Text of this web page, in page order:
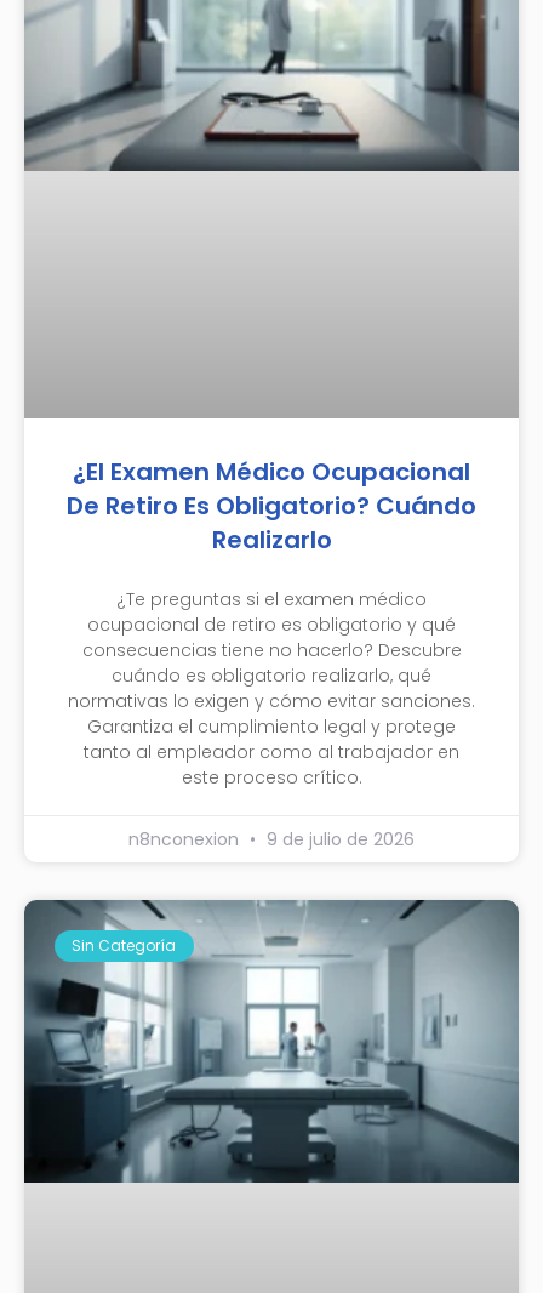
¿El Examen Médico Ocupacional
De Retiro Es Obligatorio? Cuándo
Realizarlo
¿Te preguntas si el examen médico
ocupacional de retiro es obligatorio y qué
consecuencias tiene no hacerlo? Descubre
cuándo es obligatorio realizarlo, qué
normativas lo exigen y cómo evitar sanciones.
Garantiza el cumplimiento legal y protege
tanto al empleador como al trabajador en
este proceso crítico.
n8nconexion 9 de julio de 2026
Sin Categoría